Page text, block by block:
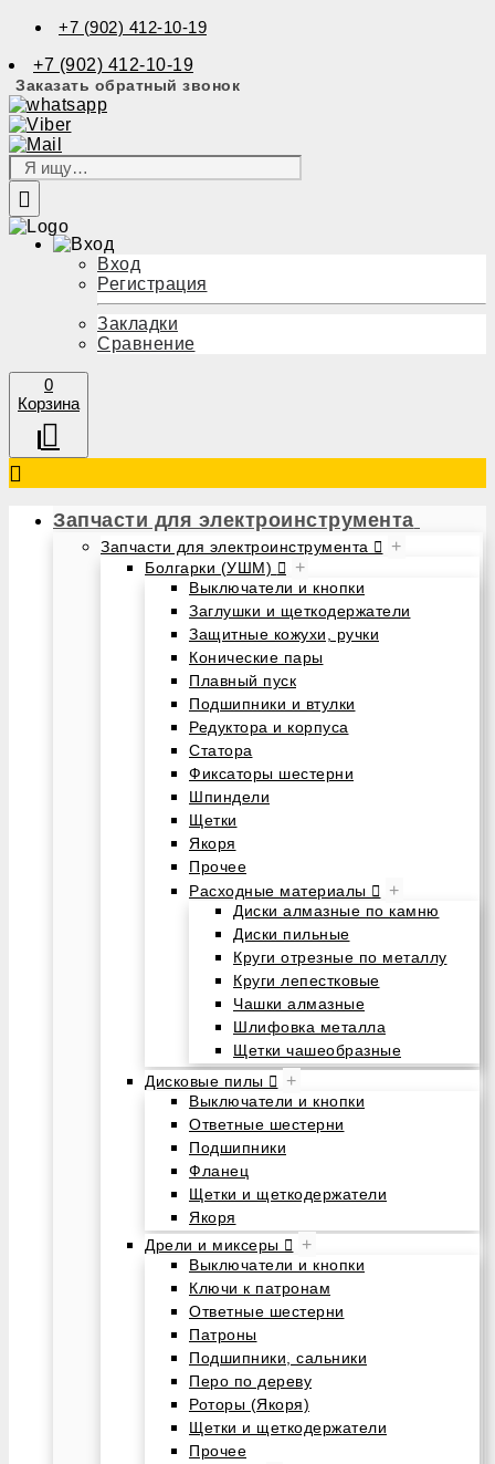
+7 (902) 412-10-19
+7 (902) 412-10-19
Заказать обратный звонок
Вход
Регистрация
Закладки
Сравнение
0
Корзина
Запчасти для электроинструмента
Запчасти для электроинструмента +
Болгарки (УШМ) +
Выключатели и кнопки
Заглушки и щеткодержатели
Защитные кожухи, ручки
Конические пары
Плавный пуск
Подшипники и втулки
Редуктора и корпуса
Статора
Фиксаторы шестерни
Шпиндели
Щетки
Якоря
Прочее
Расходные материалы
+
Диски алмазные по камню
Диски пильные
Круги отрезные по металлу
Круги лепестковые
Чашки алмазные
Шлифовка металла
Щетки чашеобразные
Дисковые пилы
+
Выключатели и кнопки
Ответные шестерни
Подшипники
Фланец
Щетки и щеткодержатели
Якоря
Дрели и миксеры
+
Выключатели и кнопки
Ключи к патронам
Ответные шестерни
Патроны
Подшипники, сальники
Перо по дереву
Роторы (Якоря)
Щетки и щеткодержатели
Прочее